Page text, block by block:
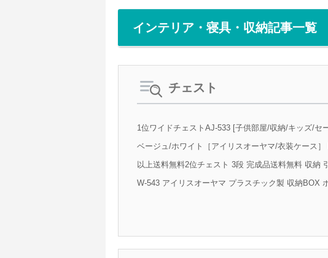
インテリア・寝具・収納記事一覧
チェスト
1位ワイドチェストAJ-533 [子供部屋/収納/キッズ/セ
ベージュ/ホワイト［アイリスオーヤマ/衣装ケース
以上送料無料2位チェスト 3段 完成品送料無料 収納
W-543 アイリスオーヤマ プラスチック製 収納BOX